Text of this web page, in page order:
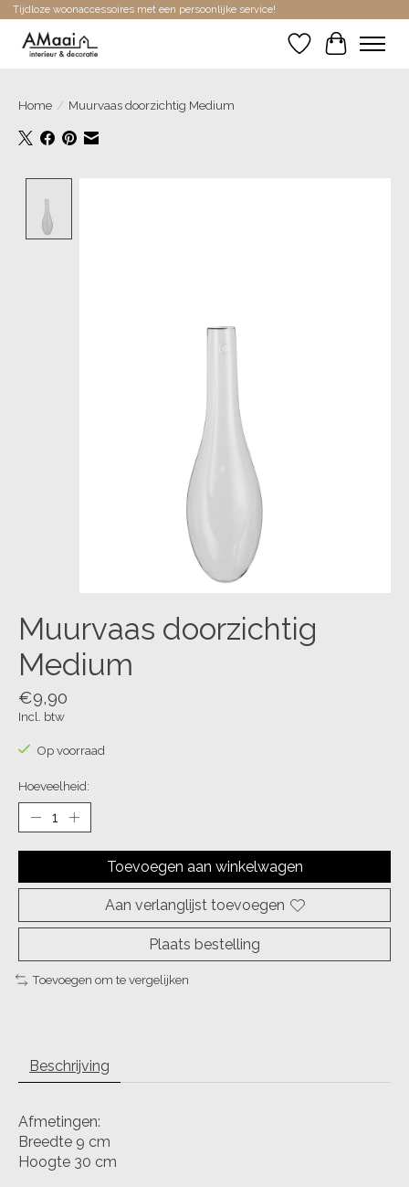
Tijdloze woonaccessoires met een persoonlijke service!
Verlanglijst
Home / Muurvaas doorzichtig Medium
Muurvaas doorzichtig
Medium
€9,90
Incl. btw
Op voorraad
Hoeveelheid:
Toevoegen aan winkelwagen
Aan verlanglijst toevoegen
Plaats bestelling
Toevoegen om te vergelijken
Beschrijving
Afmetingen:
Breedte 9 cm
Hoogte 30 cm